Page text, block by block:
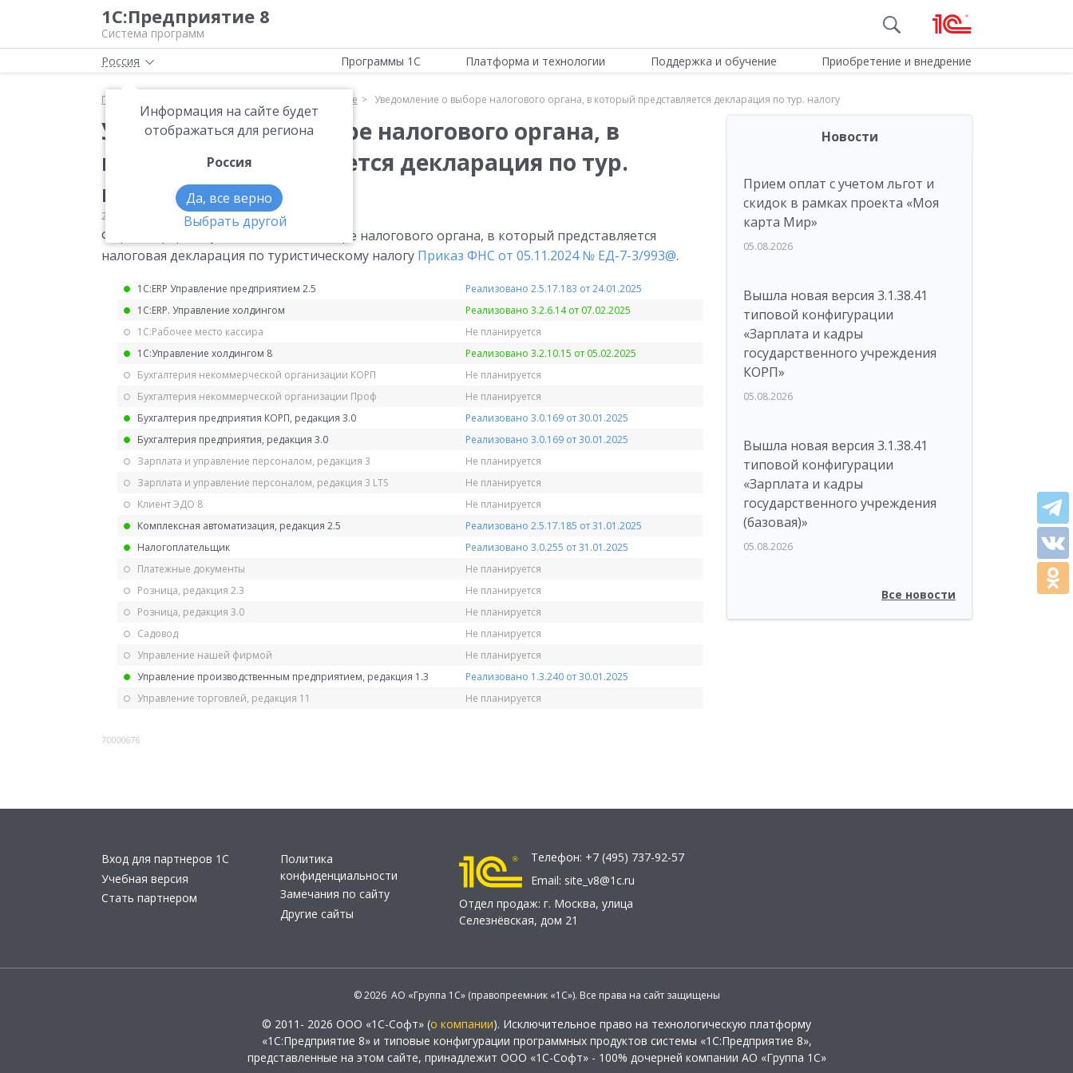
1С:Предприятие 8
Система программ
Россия
Информация на сайте будет
отображаться для региона
Россия
Да, все верно
Выбрать другой
Программы 1С Платформа и технологии Поддержка и обучение Приобретение и внедрение
Главная Прочее Уведомление о выборе налогового органа, в который представляется декларация по тур. налогу
Уведомление о выборе налогового органа, в
который представляется декларация по тур.
налогу
26.12.2024 Прочее
Форма и формат уведомления о выборе налогового органа, в который представляется
налоговая декларация по туристическому налогу Приказ ФНС от 05.11.2024 № ЕД-7-3/993@.
1С:ERP Управление предприятием 2.5
Реализовано 2.5.17.183 от 24.01.2025
1С:ERP. Управление холдингом
Реализовано 3.2.6.14 от 07.02.2025
1С:Рабочее место кассира
Не планируется
1С:Управление холдингом 8
Реализовано 3.2.10.15 от 05.02.2025
Бухгалтерия некоммерческой организации КОРП
Не планируется
Бухгалтерия некоммерческой организации Проф
Не планируется
Бухгалтерия предприятия КОРП, редакция 3.0
Реализовано 3.0.169 от 30.01.2025
Бухгалтерия предприятия, редакция 3.0
Реализовано 3.0.169 от 30.01.2025
Зарплата и управление персоналом, редакция 3
Не планируется
Зарплата и управление персоналом, редакция 3 LTS
Не планируется
Клиент ЭДО 8
Не планируется
Комплексная автоматизация, редакция 2.5
Реализовано 2.5.17.185 от 31.01.2025
Налогоплательщик
Реализовано 3.0.255 от 31.01.2025
Платежные документы
Не планируется
Розница, редакция 2.3
Не планируется
Розница, редакция 3.0
Не планируется
Садовод
Не планируется
Управление нашей фирмой
Не планируется
Управление производственным предприятием, редакция 1.3
Реализовано 1.3.240 от 30.01.2025
Управление торговлей, редакция 11
Не планируется
70000676
Новости
Прием оплат с учетом льгот и
скидок в рамках проекта «Моя
карта Мир»
05.08.2026
Вышла новая версия 3.1.38.41
типовой конфигурации
«Зарплата и кадры
государственного учреждения
КОРП»
05.08.2026
Вышла новая версия 3.1.38.41
типовой конфигурации
«Зарплата и кадры
государственного учреждения
(базовая)»
05.08.2026
Все новости
Вход для партнеров 1С
Учебная версия
Стать партнером
Политика
конфиденциальности
Замечания по сайту
Другие сайты
Телефон: +7 (495) 737-92-57
Email: site_v8@1c.ru
Отдел продаж: г. Москва, улица
Селезнёвская, дом 21
© 2026 АО «Группа 1С» (правопреемник «1С»). Все права на сайт защищены
© 2011- 2026 ООО «1С-Софт» (о компании). Исключительное право на технологическую платформу
«1С:Предприятие 8» и типовые конфигурации программных продуктов системы «1С:Предприятие 8»,
представленные на этом сайте, принадлежит ООО «1С-Софт» - 100% дочерней компании АО «Группа 1С»